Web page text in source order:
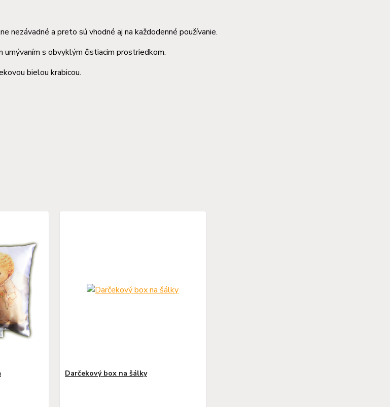
nezávadné a preto sú vhodné aj na každodenné používanie.
umývaním s obvyklým čistiacim prostriedkom.
bielou krabicou.
Darčekový box na šálky